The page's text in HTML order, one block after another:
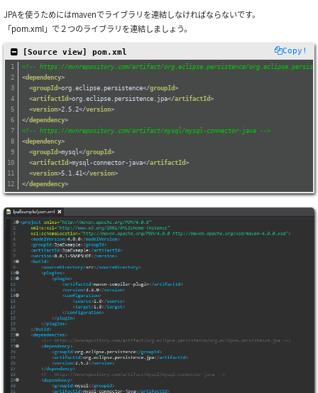
JPAを使うためにはmavenでライブラリを連結しなければならないです。
「pom.xml」で２つのライブラリを連結しましょう。
Copy!
[Source view] pom.xml
<!-- https://mvnrepository.com/artifact/org.eclipse.persistence/
<dependency>
<groupId>org.eclipse.persistence</groupId>
<artifactId>org.eclipse.persistence.jpa</artifactId>
<version>2.5.2</version>
</dependency>
<!-- https://mvnrepository.com/artifact/mysql/mysql-connector-java -->
<dependency>
<groupId>mysql</groupId>
<artifactId>mysql-connector-java</artifactId>
<version>5.1.41</version>
</dependency>